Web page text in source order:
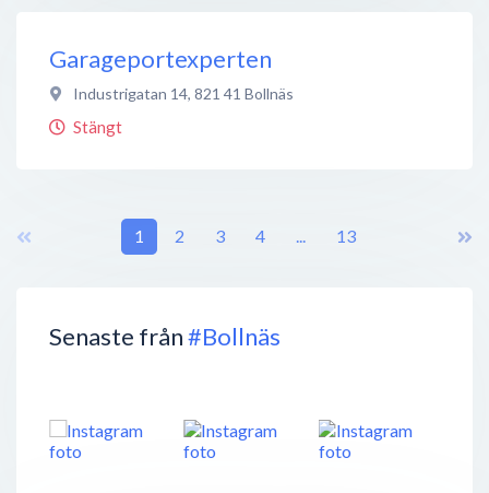
Senaste från#Bollnäs
Garageportexperten
Industrigatan 14, 821 41 Bollnäs
Stängt
1 2 3 4 ... 13